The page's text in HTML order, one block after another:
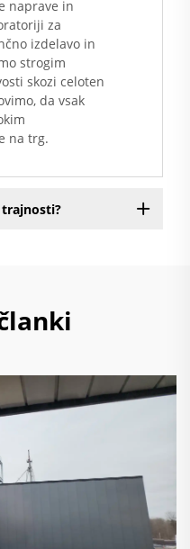
naprave in
za
izdelavo in
strogim
skozi celoten
da vsak
na trg.